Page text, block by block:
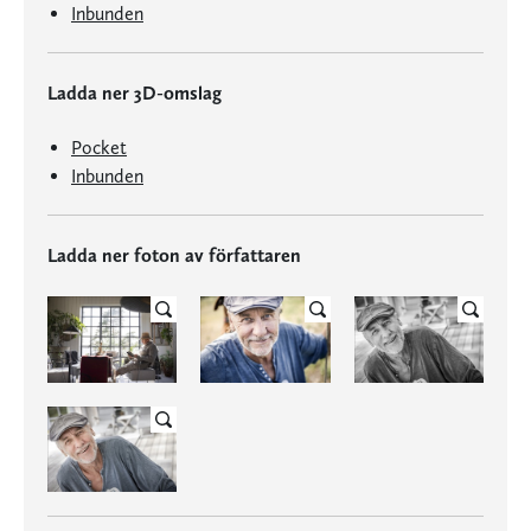
Inbunden
Ladda ner 3D-omslag
Pocket
Inbunden
Ladda ner foton av författaren